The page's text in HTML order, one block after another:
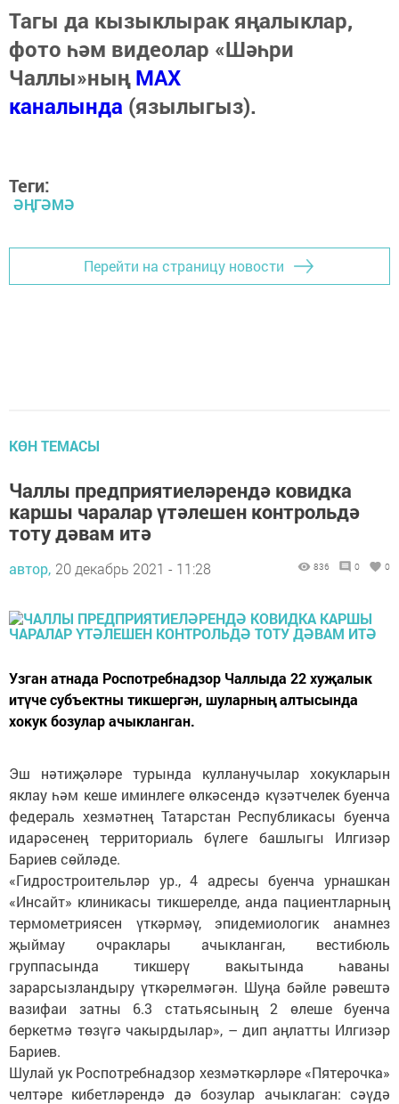
Тагы да кызыклырак яңалыклар,
фото һәм видеолар «Шәһри
Чаллы»ныңMAX
каналында (язылыгыз).
Теги:
ӘҢГӘМӘ
Перейти на страницу новости
КӨН ТЕМАСЫ
Чаллы предприятиеләрендә ковидка
каршы чаралар үтәлешен контрольдә
тоту дәвам итә
автор, 20 декабрь 2021 - 11:28 836 0 0
Узган атнада Роспотребнадзор Чаллыда 22 хуҗалык
итүче субъектны тикшергән, шуларның алтысында
хокук бозулар ачыкланган.
Эш нәтиҗәләре турында кулланучылар хокукларын
яклау һәм кеше иминлеге өлкәсендә күзәтчелек буенча
федераль хезмәтнең Татарстан Республикасы буенча
идарәсенең территориаль бүлеге башлыгы Илгизәр
Бариев сөйләде.
«Гидростроительләр ур., 4 адресы буенча урнашкан
«Инсайт» клиникасы тикшерелде, анда пациентларның
термометриясен үткәрмәү, эпидемиологик анамнез
җыймау очраклары ачыкланган, вестибюль
группасында тикшерү вакытында һаваны
зарарсызландыру үткәрелмәгән. Шуңа бәйле рәвештә
вазифаи затны 6.3 статьясының 2 өлеше буенча
беркетмә төзүгә чакырдылар», – дип аңлатты Илгизәр
Бариев.
Шулай ук Роспотребнадзор хезмәткәрләре «Пятерочка»
челтәре кибетләрендә дә бозулар ачыклаган: сәүдә